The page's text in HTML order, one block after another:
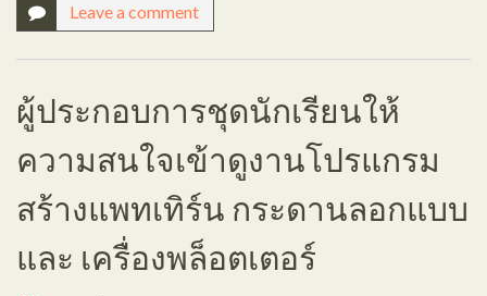
Leave a comment
ผู้ประกอบการชุดนักเรียนให้
ความสนใจเข้าดูงานโปรแกรม
สร้างแพทเทิร์น กระดานลอกแบบ
และ เครื่องพล็อตเตอร์